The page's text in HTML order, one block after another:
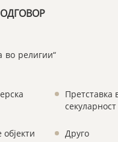
во религии“
Претставка
секуларност
Друго